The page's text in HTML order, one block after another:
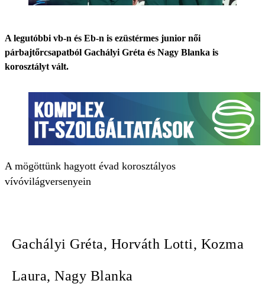
A legutóbbi vb-n és Eb-n is ezüstérmes junior női
párbajtőrcsapatból Gachályi Gréta és Nagy Blanka is
korosztályt vált.
A mögöttünk hagyott évad korosztályos
vívóvilágversenyein
Gachályi Gréta, Horváth Lotti, Kozma
Laura, Nagy Blanka